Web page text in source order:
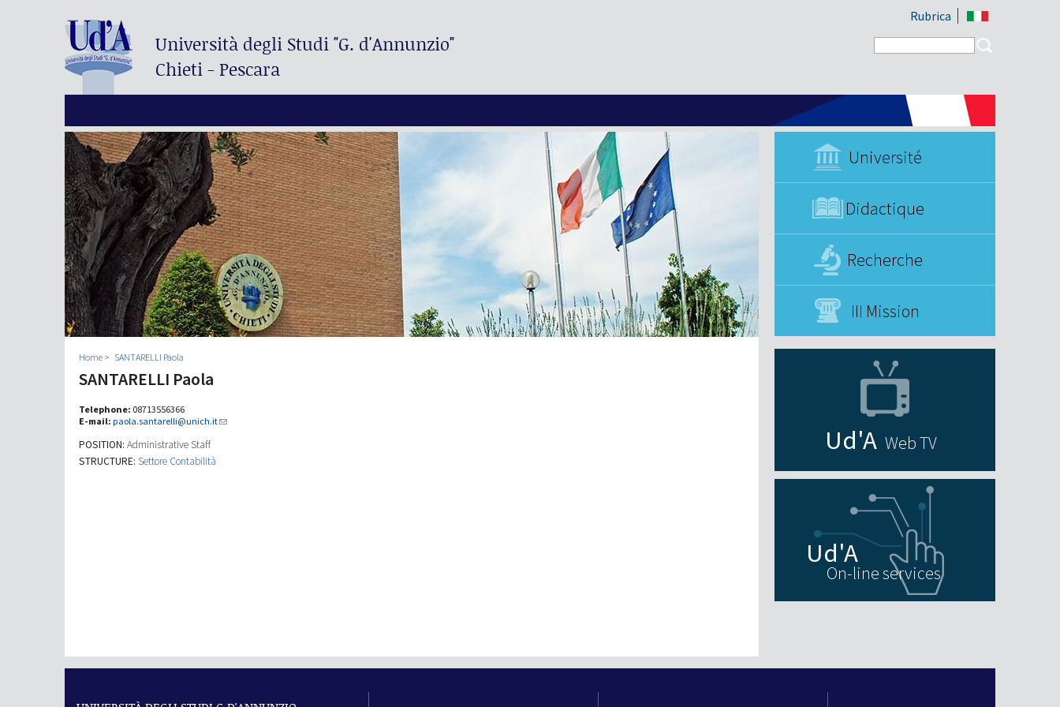
Università degli Studi"G. d'Annunzio"
Chieti - Pescara
Rubrica
Search form
Université
Didactique
Recherche
III Mission
Home SANTARELLI Paola
SANTARELLI Paola
Telephone: 08713556366
E-mail: paola.santarelli@unich.it
POSITION: Administrative Staff
STRUCTURE: Settore Contabilità
Web TV
On-line services